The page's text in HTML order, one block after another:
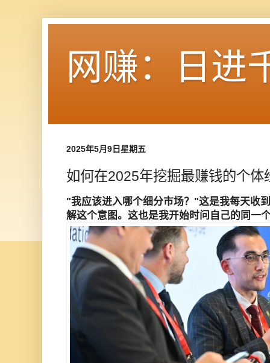
网赚：日进
2025年5月9日星期五
如何在2025年挖掘最赚钱的个体
"我应该进入哪个细分市场？"这是我每天收
解这个意图。这也是我开始时问自己的同一